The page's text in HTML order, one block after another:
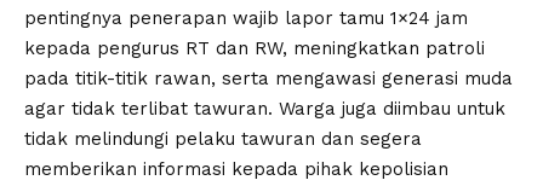
pentingnya penerapan wajib lapor tamu 1×24 jam
kepada pengurus RT dan RW, meningkatkan patroli
pada titik-titik rawan, serta mengawasi generasi muda
agar tidak terlibat tawuran. Warga juga diimbau untuk
tidak melindungi pelaku tawuran dan segera
memberikan informasi kepada pihak kepolisian